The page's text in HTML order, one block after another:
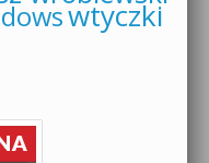
wtyczki